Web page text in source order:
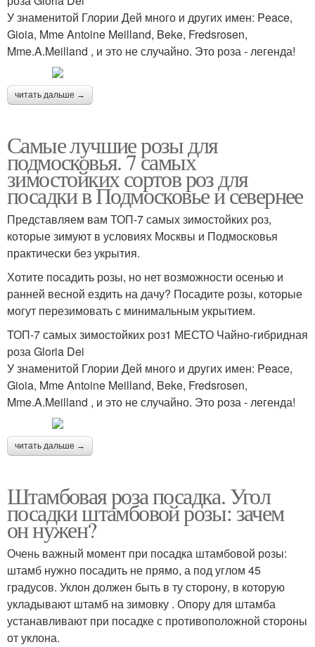
У знаменитой Глории Дей много и других имен: Peace,
Gioia, Mme Antoine Meilland, Beke, Fredsrosen,
Mme.A.Meilland , и это не случайно. Это роза - легенда!
читать дальше →
Самые лучшие розы для
подмосковья. 7 самых
зимостойких сортов роз для
посадки в Подмосковье и севернее
Представляем вам ТОП-7 самых зимостойких роз,
которые зимуют в условиях Москвы и Подмосковья
практически без укрытия.
Хотите посадить розы, но нет возможности осенью и
ранней весной ездить на дачу? Посадите розы, которые
могут перезимовать с минимальным укрытием.
ТОП-7 самых зимостойких роз1 МЕСТО Чайно-гибридная
роза Gloria Dei
У знаменитой Глории Дей много и других имен: Peace,
Gioia, Mme Antoine Meilland, Beke, Fredsrosen,
Mme.A.Meilland , и это не случайно. Это роза - легенда!
читать дальше →
Штамбовая роза посадка. Угол
посадки штамбовой розы: зачем
он нужен?
Очень важный момент при посадка штамбовой розы:
штамб нужно посадить не прямо, а под углом 45
градусов. Уклон должен быть в ту сторону, в которую
укладывают штамб на зимовку . Опору для штамба
устанавливают при посадке с противоположной стороны
от уклона.